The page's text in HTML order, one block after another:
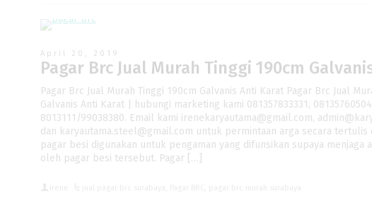
April 20, 2019
Pagar Brc Jual Murah Tinggi 190cm
Pagar Brc Jual Murah Tinggi 190cm Galvanis Anti Karat Pagar Brc Jual
Galvanis Anti Karat | hubungi marketing kami 081357833331,
8013111/99038380. Email kami irenekaryautama@gmail.com,
dan karyautama.steel@gmail.com untuk permintaan arga secara tertulis
pagar besi digunakan untuk pengaman yang difunsikan supaya menjaga
oleh pagar besi tersebut. Pagar […]